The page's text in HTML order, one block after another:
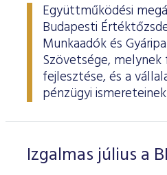
Együttműködési
Budapesti
Munkaadók és
Szövetsége,
fejlesztése, és a
pénzügyi
Izgalmas július a